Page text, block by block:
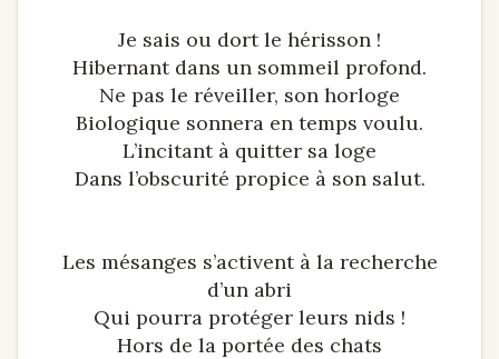
Je sais ou dort le hérisson !
Hibernant dans un sommeil profond.
Ne pas le réveiller, son horloge
Biologique sonnera en temps voulu.
L’incitant à quitter sa loge
Dans l’obscurité propice à son salut.
Les mésanges s’activent à la recherche
d’un abri
Qui pourra protéger leurs nids !
Hors de la portée des chats